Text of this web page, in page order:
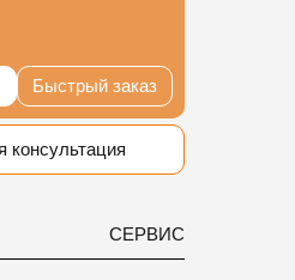
Быстрый заказ
консультация
СЕРВИС